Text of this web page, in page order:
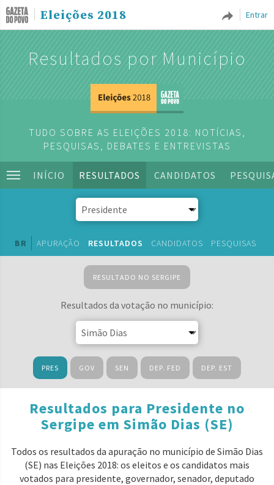
Entrar
Eleições 2018
Resultados por Município
TUDO SOBRE AS ELEIÇÕES 2018: NOTÍCIAS,
PESQUISAS, DEBATES E ENTREVISTAS
INÍCIO RESULTADOS CANDIDATOS
BR APURAÇÃO RESULTADOS CANDIDATOS PESQUISAS
RESULTADO NO SERGIPE
Resultados da votação no município:
PRES GOV SEN DEP. FED DEP. EST
Resultados para Presidente no
Sergipe em Simão Dias (SE)
Todos os resultados da apuração no município de Simão Dias
(SE) nas Eleições 2018: os eleitos e os candidatos mais
votados para presidente, governador, senador, deputado